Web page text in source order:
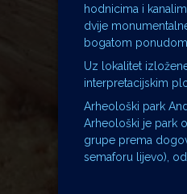
hodnicima i
dvije
bogatom
Uz lokalitet
interpretacijskim
Arheološki park
Arheološki je park
grupe prema
semaforu lijevo),